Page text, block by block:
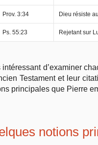
Prov. 3:34 Dieu résiste
Ps. 55:23 Rejetant sur
intéressant d’examiner
Testament et leur
principales que Pierre
notions